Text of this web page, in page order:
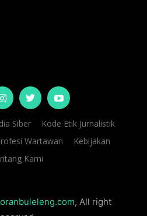
Siber
Kode Etik Jurnalistik
Wartawan
Kebijakan
Kami
, All right